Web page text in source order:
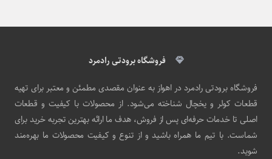
فروشگاه برودتی رادمرد
فروشگاه برودتی رادمرد در اهواز به عنوان مقصدی مطمئن و معتبر برای تهیه
قطعات کولر و یخچال شناخته می‌شود. از محصولات با کیفیت و قطعات
اصلی تا خدمات حرفه‌ای پس از فروش، هدف ما ارائه بهترین تجربه خرید برای
شماست. با تیم ما همراه باشید و از تنوع و کیفیت محصولات ما بهره‌مند
شوید.